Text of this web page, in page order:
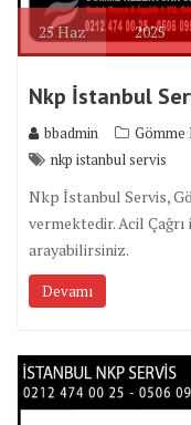
25Haz 2025
Nkp İstanbul
bbadmin Gömme
nkp istanbul servis
Nkp İstanbul Servis,
vermektedir. Acil Çağrı
arayabilirsiniz.
Devamı